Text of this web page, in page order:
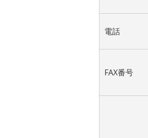
電話
FAX番号